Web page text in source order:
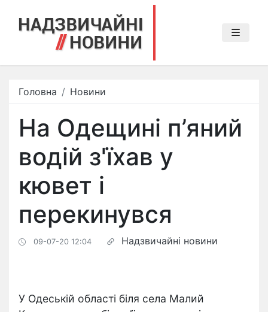
Головна Новини
На Одещині п’яний
водій з'їхав у
кювет і
перекинувся
09-07-20 12:04 Надзвичайні новини
У Одеській області біля села Малий